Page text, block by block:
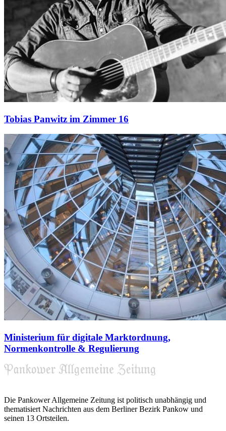
Tobias Panwitz im Zimmer 16
Ministerium für digitale Marktordnung,
Normenkontrolle & Regulierung
Die Pankower Allgemeine Zeitung ist politisch unabhängig und
thematisiert Nachrichten aus dem Berliner Bezirk Pankow und
seinen 13 Ortsteilen.